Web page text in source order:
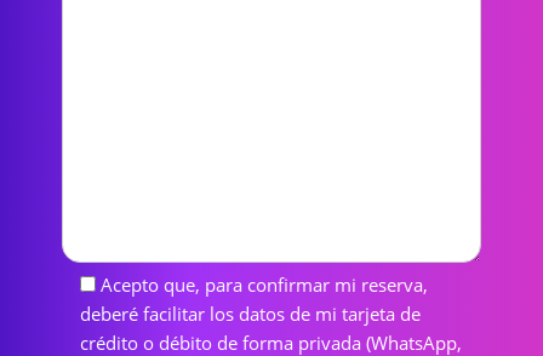
Acepto que, para confirmar mi reserva,
deberé facilitar los datos de mi tarjeta de
crédito o débito de forma privada (WhatsApp,